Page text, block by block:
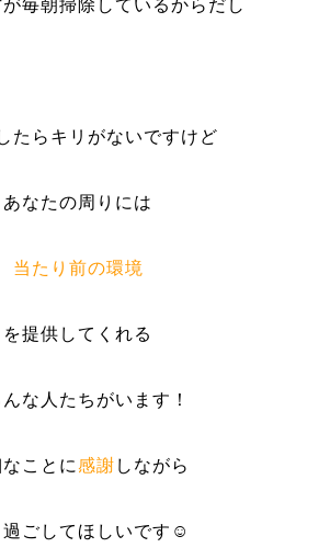
毎朝掃除しているからだし
たらキリがないですけど
あなたの周りには
当たり前の環境
を提供してくれる
な人たちがいます！
なことに感謝 しながら
過ごしてほしいです☺︎